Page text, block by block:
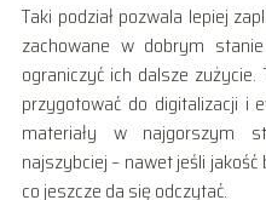
Taki podział pozwala lepiej
zachowane w dobrym
ograniczyć ich dalsze
przygotować do digitalizacji i
materiały w najgorszym
najszybciej – nawet jeśli
co jeszcze da się odczytać.